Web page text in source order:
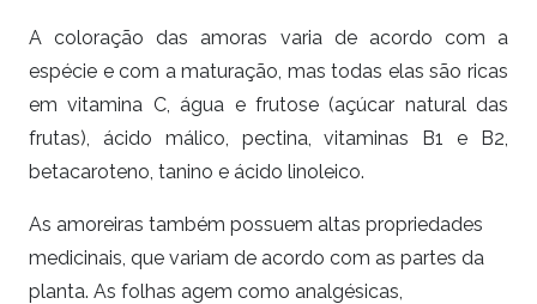
A coloração das amoras varia de acordo com a
espécie e com a maturação, mas todas elas são ricas
em vitamina C, água e frutose (açúcar natural das
frutas), ácido málico, pectina, vitaminas B1 e B2,
betacaroteno, tanino e ácido linoleico.
As amoreiras também possuem altas propriedades
medicinais, que variam de acordo com as partes da
planta. As folhas agem como analgésicas,